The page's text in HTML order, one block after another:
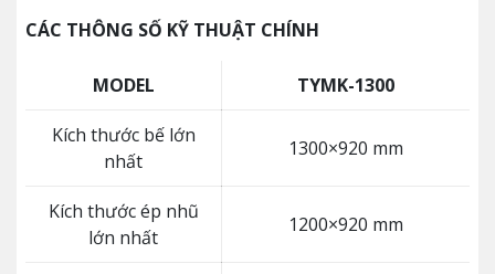
CÁC THÔNG SỐ KỸ THUẬT CHÍNH
MODEL TYMK-1300
Kích thước bế lớn
nhất
1300×920 mm
Kích thước ép nhũ
lớn nhất
1200×920 mm